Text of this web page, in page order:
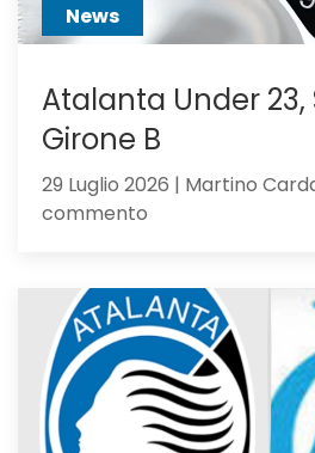
News
Atalanta Under 23,
Girone B
29 Luglio 2026 | Martino
commento
23,
Serie
C
Girone
B